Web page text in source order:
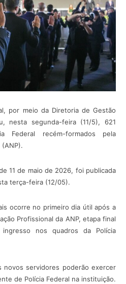
por meio da Diretoria de Gestão
nesta segunda-feira (11/5), 621
Federal recém-formados pela
(ANP).
11 de maio de 2026, foi publicada
terça-feira (12/05).
ocorre no primeiro dia útil após a
Profissional da ANP, etapa final
nos quadros da Polícia
novos servidores poderão exercer
de Polícia Federal na instituição.